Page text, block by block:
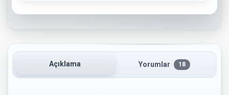
Açıklama Yorumlar 18